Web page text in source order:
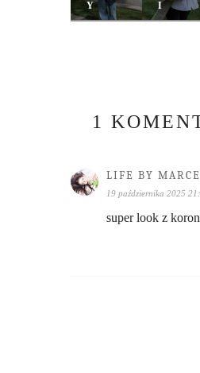
Y I
1
LIFE BY
19 października 2025
super look z